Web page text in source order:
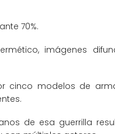
70%.
imágenes
cinco modelos de
de esa guerrilla